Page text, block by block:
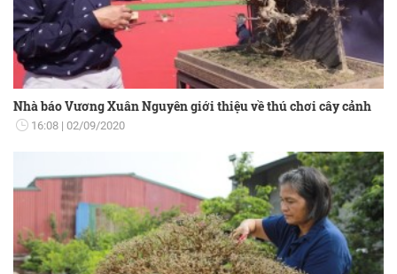
Nhà báo Vương Xuân Nguyên giới thiệu về thú chơi cây cảnh
16:08 02/09/2020